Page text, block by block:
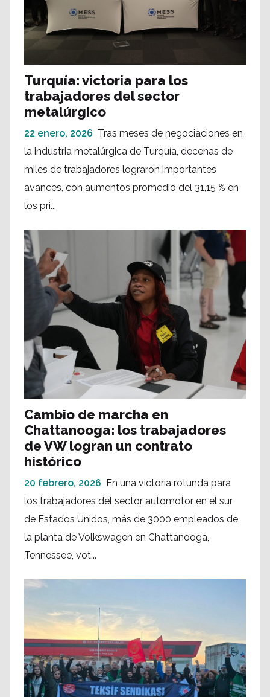
Turquía: victoria para los
trabajadores del sector
metalúrgico
22 enero, 2026 Tras meses de negociaciones en
la industria metalúrgica de Turquía, decenas de
miles de trabajadores lograron importantes
avances, con aumentos promedio del 31,15 % en
los pri...
Cambio de marcha en
Chattanooga: los trabajadores
de VW logran un contrato
histórico
20 febrero, 2026 En una victoria rotunda para
los trabajadores del sector automotor en el sur
de Estados Unidos, más de 3000 empleados de
la planta de Volkswagen en Chattanooga,
Tennessee, vot...